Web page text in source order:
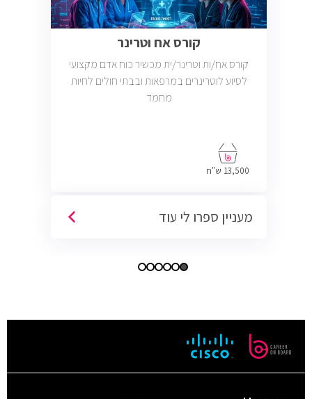
קורס אח וטרינר
קורס אח/ות וטרינר/ית מכשיר כוח אדם מקצועי
לסיוע לוטרינרים במרפאות ובבתי חולים לחיות
מחמד
13,500 ש"ח
מעניין ספרו לי עוד